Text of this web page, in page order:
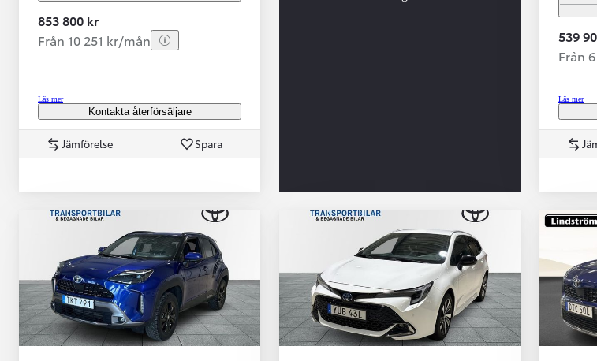
HYBRID
Från 360 900 kr
Från 3 548 kr/mån
Från
Från
853 800 kr
Från 10 251 kr/mån
Läs mer
Kontakta återförsäljare
Jämförelse Spara
539
Från
Läs mer